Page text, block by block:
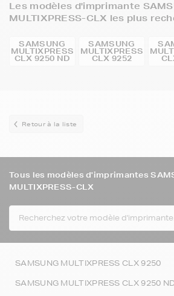
Les modèles d'imprimante
MULTIXPRESS-CLX les plus
SAMSUNG
MULTIXPRESS
CLX 9250 ND
SAMSUNG
MULTIXPRESS
CLX 9252
Retour à la liste
Tous les modèles d'imprimantes
MULTIXPRESS-CLX
SAMSUNG MULTIXPRESS CLX 9250
SAMSUNG MULTIXPRESS CLX 9250